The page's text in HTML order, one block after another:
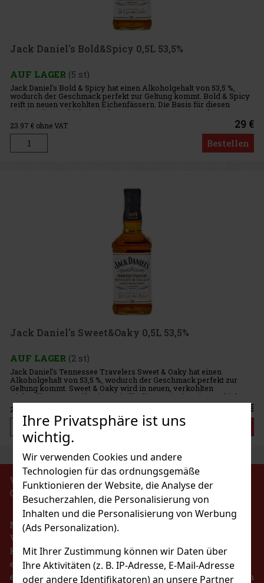
Ihre Privatsphäre ist uns
wichtig.
Wir verwenden Cookies und andere
Technologien für das ordnungsgemäße
Funktionieren der Website, die Analyse der
Besucherzahlen, die Personalisierung von
Inhalten und die Personalisierung von Werbung
(Ads Personalization).
Mit Ihrer Zustimmung können wir Daten über
Ihre Aktivitäten (z. B. IP-Adresse, E-Mail-Adresse
oder andere Identifikatoren) an unsere Partner
Jack Daniel's Bold&Spicy 0,5L 53,5%
AUF LAGER (5 st)
Jack Daniel's Bold & Spicy hat einen Alkoholgehalt von 53,5 %,
wodurch der Geschmack perfekt zur Geltung kommt. Bold & Spicy
reift in neuen verkohlten Eichenfässern. Die Basis für diesen
einzigartigen Whiskey sind 70% Roggen, 18% Mais und 12%
23.97 € ohne VAT 29 €
Bestellen
Jack Daniel's Sweet&Oaky 0,5L 53,5%
AUF LAGER (2 st)
Jack Daniel's Tennessee Travelers Sweet & Oaky hat einen
Alkoholgehalt von 53,5 %, wodurch der Geschmack perfekt zur
Geltung kommt. Sweet & Oaky wird in neuen, verkohlten
Eichenfässern gereift. Die Basis für diesen einzigartigen Whiskey
sind
23.97 29 €
VERBOT DES VERKAUFS VON ALKOHOLISCHEN
GETRÄNKEN AN PERSONEN UNTER 18 JAHREN !!!
Nach dem Gesetz über die Registrierung von
Verkäufen ist der Verkäufer verpflichtet, dem
Käufer eine Quittung auszustellen. Gleichzeitig ist
er verpflichtet, die erhaltenen Einnahmen im Falle
eines technischen Ausfalls spätestens innerhalb von